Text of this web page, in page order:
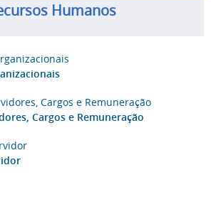
Humanos
Cargos e Remuneração